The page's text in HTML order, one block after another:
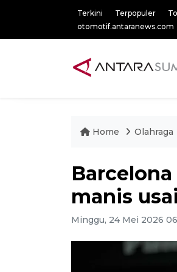
Terkini Terpopuler
otomotif.antaranews.com
Home Olahraga
manis
Minggu, 24 Mei 2026